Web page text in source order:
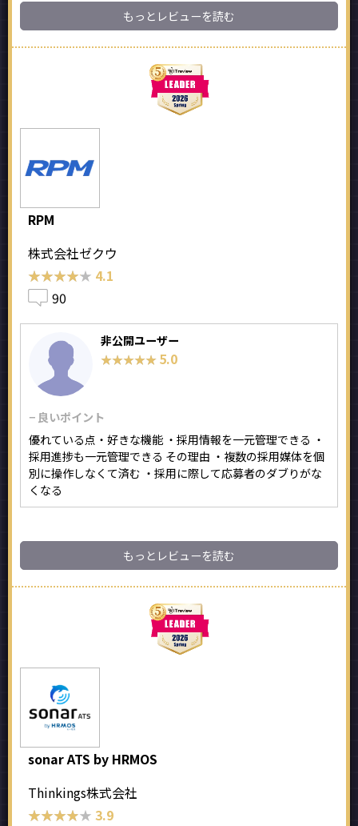
もっとレビューを読む
RPM
株式会社ゼクウ
★★★★★
★★★★★ 4.1
90
非公開ユーザー
★★★★★
★★★★★ 5.0
− 良いポイント
優れている点・好きな機能 ・採用情報を一元管理できる ・
採用進捗も一元管理できる その理由 ・複数の採用媒体を個
別に操作しなくて済む ・採用に際して応募者のダブりがな
くなる
もっとレビューを読む
sonar ATS by HRMOS
Thinkings株式会社
★★★★★
★★★★★ 3.9